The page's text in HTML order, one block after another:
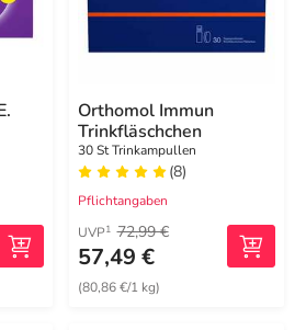
Orthomol Immun
Trinkfläschchen
30 St Trinkampullen
(8)
Pflichtangaben
UVP1 72,99 €
57,49 €
(80,86 €/1 kg)